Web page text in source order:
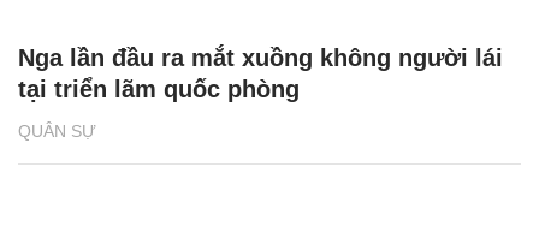
QUÂN SỰ
Nga lần đầu ra mắt xuồng không người lái
tại triển lãm quốc phòng